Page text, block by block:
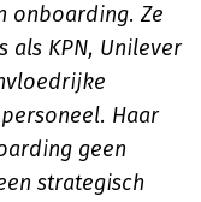
onboarding. Ze
KPN, Unilever
Haar
geen
strategisch